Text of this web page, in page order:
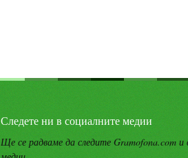
Следете ни в социалните медии
Ще се радваме да следите Gramofona.com и